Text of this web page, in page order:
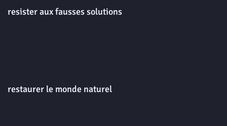
resister aux fausses solutions
restaurer le monde naturel